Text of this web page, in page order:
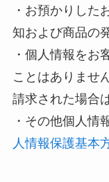
・お預かりした
知および商品の
・個人情報をお
ことはありませ
請求された場合
・その他個人情
人情報保護基本